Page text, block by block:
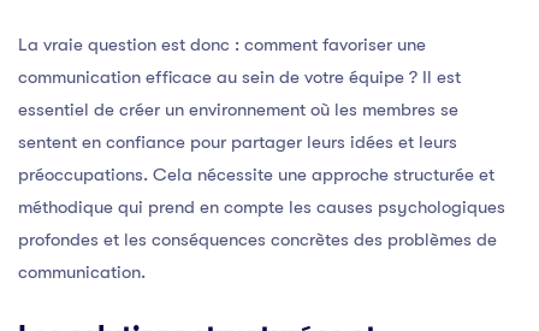
La vraie question est donc : comment favoriser une
communication efficace au sein de votre équipe ? Il est
essentiel de créer un environnement où les membres se
sentent en confiance pour partager leurs idées et leurs
préoccupations. Cela nécessite une approche structurée et
méthodique qui prend en compte les causes psychologiques
profondes et les conséquences concrètes des problèmes de
communication.